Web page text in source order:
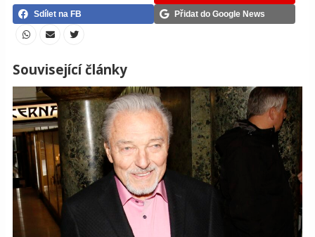
Sdílet na FB
Přidat do Google News
Související články